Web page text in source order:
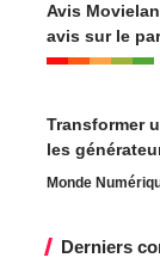
Avis
avis sur le
Transformer
les
Monde
Derniers